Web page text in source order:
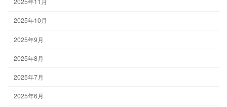
2025年10月
2025年9月
2025年8月
2025年7月
2025年6月